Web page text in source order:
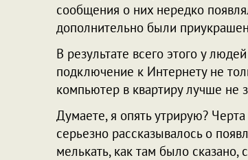
сообщения о них нередко
дополнительно были
В результате всего этого у
подключение к Интернету не
компьютер в квартиру лучше не
Думаете, я опять утрирую?
серьезно рассказывалось о
мелькать, как там было сказано,